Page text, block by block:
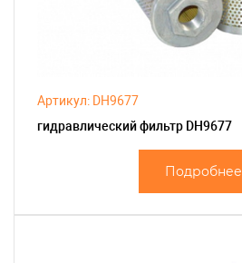
Артикул: DH9677
гидравлический фильтр DH9677
Подробнее